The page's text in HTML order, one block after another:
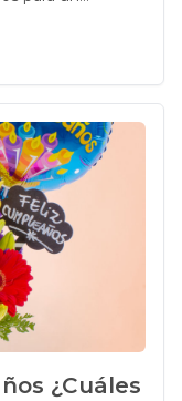
¿Cuáles